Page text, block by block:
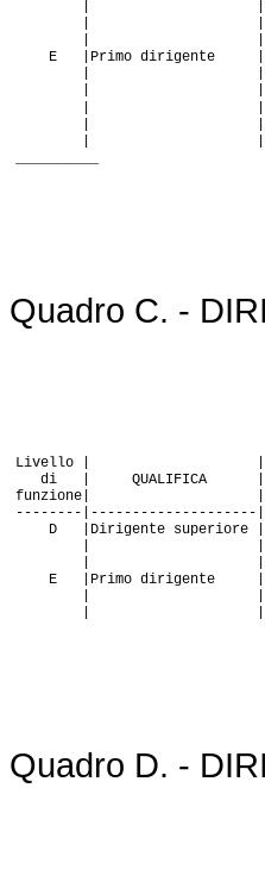
| |
| | |
E |Primo dirigente |
| | | e
| | |
| | |
| |
| |
Quadro C. -
Livello | |
di | QUALIFICA
funzione|
--------
D |Dirigente
| |
| | |
E |Primo
| |
| |
Quadro D. -